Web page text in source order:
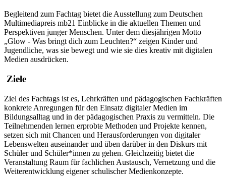
Begleitend zum Fachtag bietet die Ausstellung zum Deutschen
Multimediapreis mb21 Einblicke in die aktuellen Themen und
Perspektiven junger Menschen. Unter dem diesjährigen Motto
„Glow - Was bringt dich zum Leuchten?“ zeigen Kinder und
Jugendliche, was sie bewegt und wie sie dies kreativ mit digitalen
Medien ausdrücken.
Ziele
Ziel des Fachtags ist es, Lehrkräften und pädagogischen Fachkräften
konkrete Anregungen für den Einsatz digitaler Medien im
Bildungsalltag und in der pädagogischen Praxis zu vermitteln. Die
Teilnehmenden lernen erprobte Methoden und Projekte kennen,
setzen sich mit Chancen und Herausforderungen von digitaler
Lebenswelten auseinander und üben darüber in den Diskurs mit
Schüler und Schüler*innen zu gehen. Gleichzeitig bietet die
Veranstaltung Raum für fachlichen Austausch, Vernetzung und die
Weiterentwicklung eigener schulischer Medienkonzepte.